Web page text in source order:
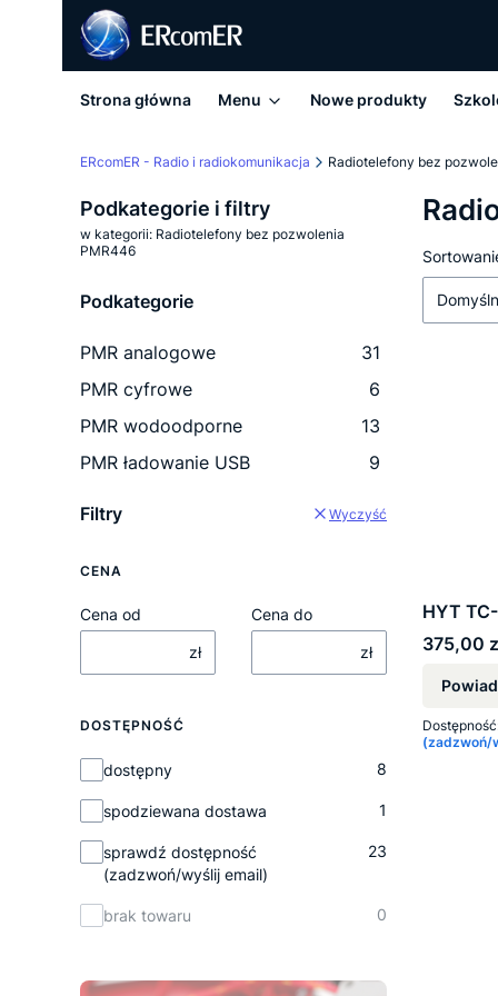
Strona główna Menu Nowe produkty
ERcomER - Radio i radiokomunikacja Radiotelefony bez
Podkategorie i filtry
w kategorii: Radiotelefony bez pozwolenia
PMR446
Podkategorie
PMR analogowe
31
PMR cyfrowe
6
PMR wodoodporne
13
PMR ładowanie USB
9
Filtry Wyczyść
CENA
Cena od
zł
Cena do
zł
DOSTĘPNOŚĆ
Dostępność
dostępny 8
spodziewana dostawa 1
sprawdź dostępność
(zadzwoń/wyślij email)
23
brak towaru 0
Lista
HYT
Cena
375,00
(zadzwoń/